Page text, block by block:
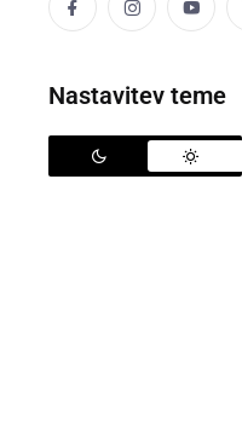
Nastavitev teme
Prlekija-on.net,